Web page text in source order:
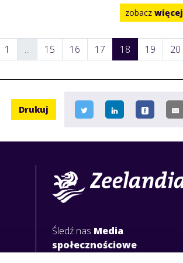
zobacz więcej
1 ... 15 16 17 18 19 20
Drukuj
Śledź nas Media
społecznościowe